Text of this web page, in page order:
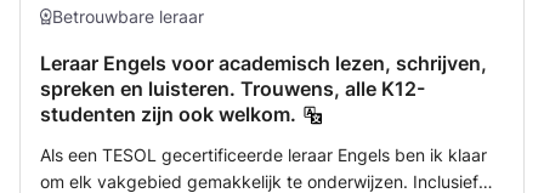
Betrouwbare leraar
Leraar Engels voor academisch lezen, schrijven,
spreken en luisteren. Trouwens, alle K12-
studenten zijn ook welkom.
Als een TESOL gecertificeerde leraar Engels ben ik klaar
om elk vakgebied gemakkelijk te onderwijzen. Inclusief